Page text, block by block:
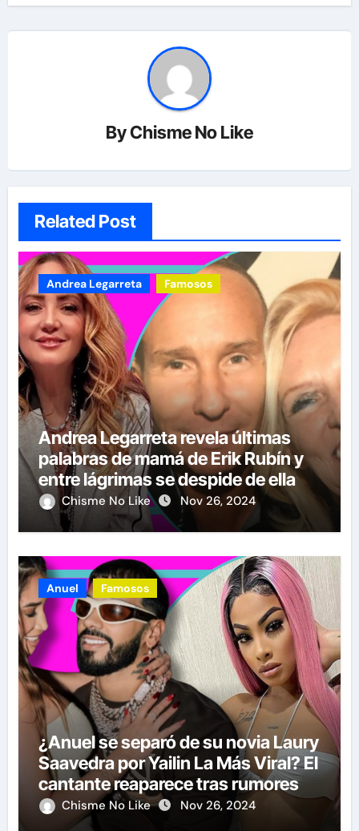
ByChisme No Like
Related Post
Andrea Legarreta Famosos
Andrea Legarreta revela últimas
palabras de mamá de Erik Rubín y
entre lágrimas se despide de ella
Chisme No Like Nov 26, 2024
Anuel Famosos
¿Anuel se separó de su novia Laury
Saavedra por Yailin La Más Viral? El
cantante reaparece tras rumores
Chisme No Like Nov 26, 2024